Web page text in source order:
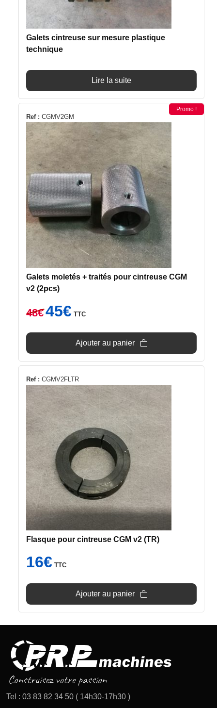
Galets cintreuse sur mesure plastique
technique
Lire la suite
Ref : CGMV2GM
Promo !
Galets moletés + traités pour cintreuse CGM
v2 (2pcs)
48€
Le
prix
45€prix
est :
TTC
Ajouter au panier
Ref : CGMV2FLTR
Flasque pour cintreuse CGM v2 (TR)
16€ TTC
Ajouter au panier
Tel : 03 83 82 34 50 ( 14h30-17h30 )